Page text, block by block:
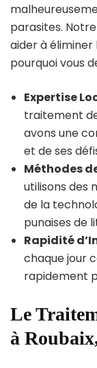
parasites.
aider à éliminer
pourquoi vous
Expertise
traitement
avons une
et de ses
Méthodes
utilisons des
de la
punaises de
Rapidité
chaque jour
rapidement
Le
à